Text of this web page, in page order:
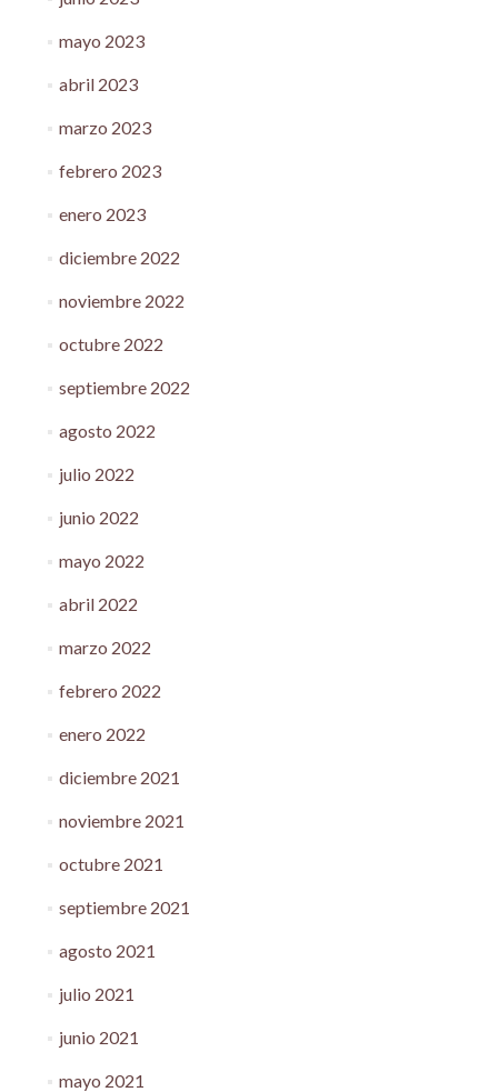
mayo 2023
abril 2023
marzo 2023
febrero 2023
enero 2023
diciembre 2022
noviembre 2022
octubre 2022
septiembre 2022
agosto 2022
julio 2022
junio 2022
mayo 2022
abril 2022
marzo 2022
febrero 2022
enero 2022
diciembre 2021
noviembre 2021
octubre 2021
septiembre 2021
agosto 2021
julio 2021
junio 2021
mayo 2021